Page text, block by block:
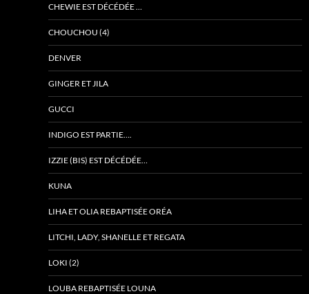
CHEWIE EST DÉCÉDÉE …
CHOUCHOU (4)
DENVER
GINGER ET JILA
GUCCI
INDIGO EST PARTIE….
IZZIE (BIS) EST DÉCÉDÉE…
KUNA
LIHA ET OLIA REBAPTISÉE ORÉA
LITCHI, LADY, SHANELLE ET REGATA
LOKI (2)
LOUBA REBAPTISÉE LOUNA